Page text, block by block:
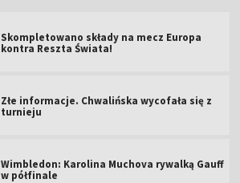
Skompletowano składy na mecz Europa
kontra Reszta Świata!
Złe informacje. Chwalińska wycofała się z
turnieju
Wimbledon: Karolina Muchova rywalką Gauff
w półfinale